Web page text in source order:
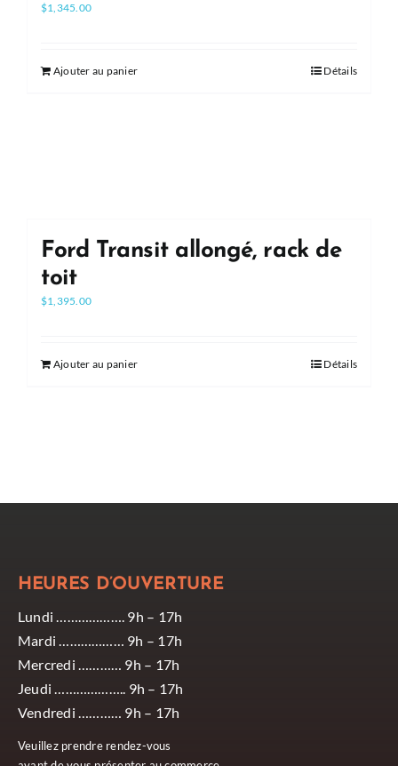
$1,345.00
Ajouter au panier Détails
Ford Transit allongé, rack de
toit
$1,395.00
Ajouter au panier Détails
HEURES D’OUVERTURE
Lundi ………………. 9h – 17h
Mardi ……………… 9h – 17h
Mercredi ………… 9h – 17h
Jeudi ……………….. 9h – 17h
Vendredi ………… 9h – 17h
Veuillez prendre rendez-vous